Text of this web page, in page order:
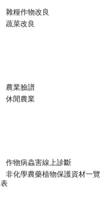
雜糧作物改良
蔬菜改良
農業臉譜
休閒農業
作物病蟲害線上診斷
非化學農藥植物保護資材一覽
表